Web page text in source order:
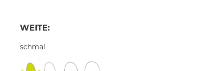
WEITE:
schmal